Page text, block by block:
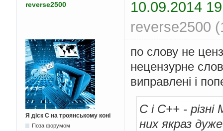
reverse2500
10.09.2014
reverse2500
Я діск С на троянському коні
Поза форумом
по слову не
нецензурне
виправлені і
C і C++ -
них якраз